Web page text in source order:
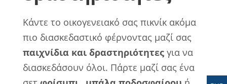
Κάντε το οικογενειακό σας πικνίκ ακόμα
πιο διασκεδαστικό φέρνοντας μαζί σας
παιχνίδια και δραστηριότητες για να
διασκεδάσουν όλοι. Πάρτε μαζί σας ένα